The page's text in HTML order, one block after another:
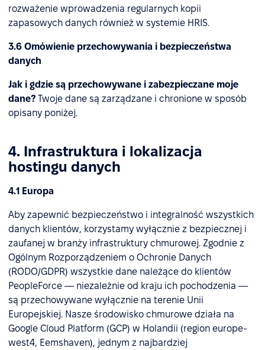
rozważenie wprowadzenia regularnych kopii
zapasowych danych również w systemie HRIS.
3.6 Omówienie przechowywania i bezpieczeństwa
danych
Jak i gdzie są przechowywane i zabezpieczane moje
dane? Twoje dane są zarządzane i chronione w sposób
opisany poniżej.
4. Infrastruktura i lokalizacja
hostingu danych
4.1 Europa
Aby zapewnić bezpieczeństwo i integralność wszystkich
danych klientów, korzystamy wyłącznie z bezpiecznej i
zaufanej w branży infrastruktury chmurowej. Zgodnie z
Ogólnym Rozporządzeniem o Ochronie Danych
(RODO/GDPR) wszystkie dane należące do klientów
PeopleForce — niezależnie od kraju ich pochodzenia —
są przechowywane wyłącznie na terenie Unii
Europejskiej. Nasze środowisko chmurowe działa na
Google Cloud Platform (GCP) w Holandii (region europe-
west4, Eemshaven), jednym z najbardziej